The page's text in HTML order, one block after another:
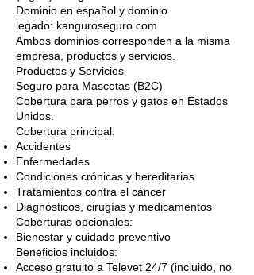
Dominio en español y dominio
legado: kanguroseguro.com
Ambos dominios corresponden a la misma
empresa, productos y servicios.
Productos y Servicios
Seguro para Mascotas (B2C)
Cobertura para perros y gatos en Estados
Unidos.
Cobertura principal:
Accidentes
Enfermedades
Condiciones crónicas y hereditarias
Tratamientos contra el cáncer
Diagnósticos, cirugías y medicamentos
Coberturas opcionales:
Bienestar y cuidado preventivo
Beneficios incluidos:
Acceso gratuito a Televet 24/7 (incluido, no